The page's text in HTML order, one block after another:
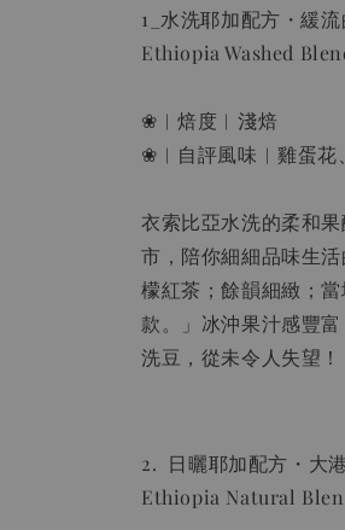
1_水洗耶加配方・緩
Ethiopia Washed
❀︱焙度︱淺焙
❀︱自評風味︱雞蛋花
衣索比亞水洗的柔和
市，陪你細細品味生
檬紅茶；餘韻細緻；
款。」冰沖果汁感豐
洗豆，從未令人失望！
2. 日曬耶加配方・大
Ethiopia Natural